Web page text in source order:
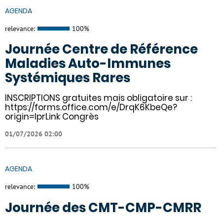
AGENDA
relevance: 100%
Journée Centre de Référence
Maladies Auto-Immunes
Systémiques Rares
INSCRIPTIONS gratuites mais obligatoire sur :
https://forms.office.com/e/DrqK6KbeQe?
origin=lprLink Congrès
01/07/2026 02:00
AGENDA
relevance: 100%
Journée des CMT-CMP-CMRR